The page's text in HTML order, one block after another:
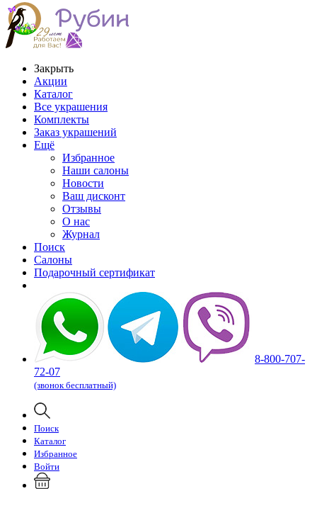
Закрыть
Акции
Каталог
Все украшения
Комплекты
Заказ украшений
Ещё
Избранное
Наши салоны
Новости
Ваш дисконт
Отзывы
О нас
Журнал
Поиск
Салоны
Подарочный сертификат
8-800-707-
72-07
(звонок бесплатный)
Поиск
Каталог
Избранное
Войти